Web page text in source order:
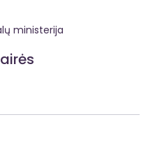
ministerija